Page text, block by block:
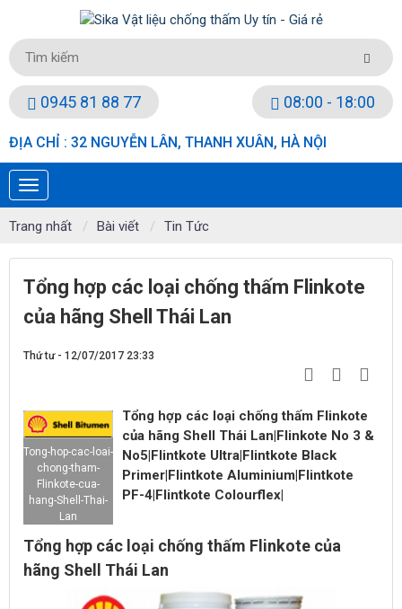
0945 81 88 77 08:00 - 18:00
ĐỊA CHỈ : 32 NGUYỄN LÂN, THANH XUÂN, HÀ NỘI
Trang nhất Bài viết Tin Tức
Tổng hợp các loại chống thấm Flinkote
của hãng Shell Thái Lan
Thứ tư - 12/07/2017 23:33
Tong-hop-cac-loai-
chong-tham-
Flinkote-cua-
hang-Shell-Thai-
Lan
Tổng hợp các loại chống thấm Flinkote
của hãng Shell Thái Lan|Flinkote No 3 &
No5|Flintkote Ultra|Flintkote Black
Primer|Flintkote Aluminium|Flintkote
PF-4|Flintkote Colourflex|
Tổng hợp các loại chống thấm Flinkote của
hãng Shell Thái Lan